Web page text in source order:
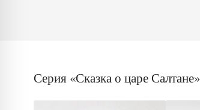
Серия «Сказка о царе Салтане»